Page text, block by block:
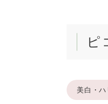
ピ
美白・